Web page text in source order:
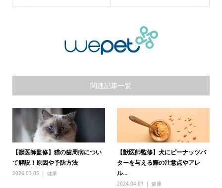
関連記事一覧
【獣医師監修】猫の歯周病につい
て解説！原因や予防方法
2026.03.05 健康
【獣医師監修】犬にピーナッツバ
ターを与える際の注意点やアレ
ル...
2024.04.01 健康